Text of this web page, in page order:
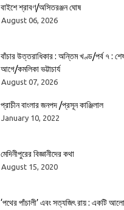
বাইশে শ্রাবণ/অসিতরঞ্জন ঘোষ
August 06, 2026
বাঁচার উত্তরাধিকার : অন্তিম খণ্ড/পর্ব ৭ :
আগে/কমলিকা ভট্টাচার্য
August 07, 2026
প্রাচীন বাংলার জনপদ /প্রসূন কাঞ্জিলাল
January 10, 2022
মেদিনীপুরের বিজ্ঞানীদের কথা
August 15, 2020
‘পথের পাঁচালী’ এবং সত্যজিৎ রায় : একটি